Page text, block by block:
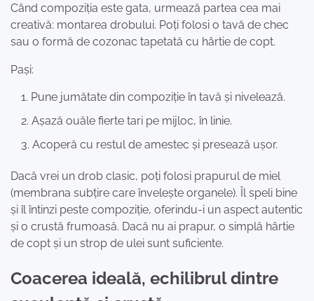
Când compoziția este gata, urmează partea cea mai
creativă: montarea drobului. Poți folosi o tavă de chec
sau o formă de cozonac tapetată cu hârtie de copt.
Pași:
Pune jumătate din compoziție în tavă și nivelează.
Așază ouăle fierte tari pe mijloc, în linie.
Acoperă cu restul de amestec și presează ușor.
Dacă vrei un drob clasic, poți folosi prapurul de miel
(membrana subțire care învelește organele). Îl speli bine
și îl întinzi peste compoziție, oferindu-i un aspect autentic
și o crustă frumoasă. Dacă nu ai prapur, o simplă hârtie
de copt și un strop de ulei sunt suficiente.
Coacerea ideală, echilibrul dintre